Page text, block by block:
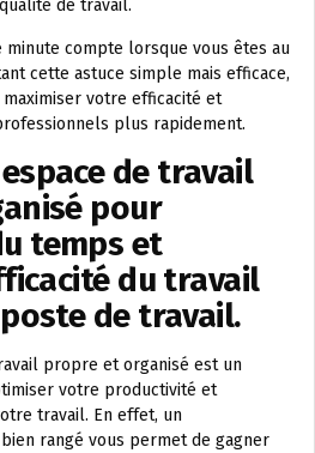
de travail.
minute compte lorsque vous êtes au
cette astuce simple mais efficace,
votre efficacité et
plus rapidement.
de travail
pour
temps et
du travail
de travail.
propre et organisé est un
votre productivité et
travail. En effet, un
rangé vous permet de gagner